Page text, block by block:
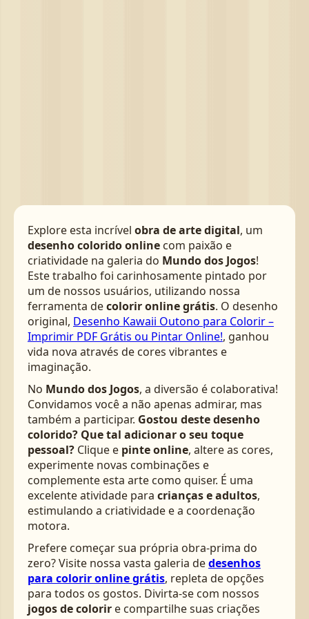
Explore esta incrível obra de arte digital, um
desenho colorido online com paixão e
criatividade na galeria do Mundo dos Jogos!
Este trabalho foi carinhosamente pintado por
um de nossos usuários, utilizando nossa
ferramenta decolorir online grátis. O desenho
original, Desenho Kawaii Outono para Colorir –
Imprimir PDF Grátis ou Pintar Online!, ganhou
vida nova através de cores vibrantes e
imaginação.
No Mundo dos Jogos, a diversão é colaborativa!
Convidamos você a não apenas admirar, mas
também a participar. Gostou deste desenho
colorido? Que tal adicionar o seu toque
pessoal? Clique e pinte online, altere as cores,
experimente novas combinações e
complemente esta arte como quiser. É uma
excelente atividade para crianças e adultos,
estimulando a criatividade e a coordenação
motora.
Prefere começar sua própria obra-prima do
zero? Visite nossa vasta galeria dedesenhos
para colorir online grátis, repleta de opções
para todos os gostos. Divirta-se com nossos
jogos de colorir e compartilhe suas criações